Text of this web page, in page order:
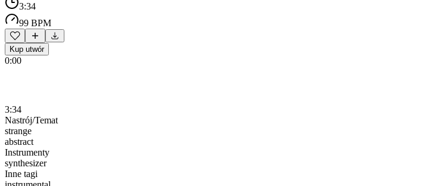
3:34
99 BPM
Kup utwór
0:00
3:34
Nastrój/Temat
strange
abstract
Instrumenty
synthesizer
Inne tagi